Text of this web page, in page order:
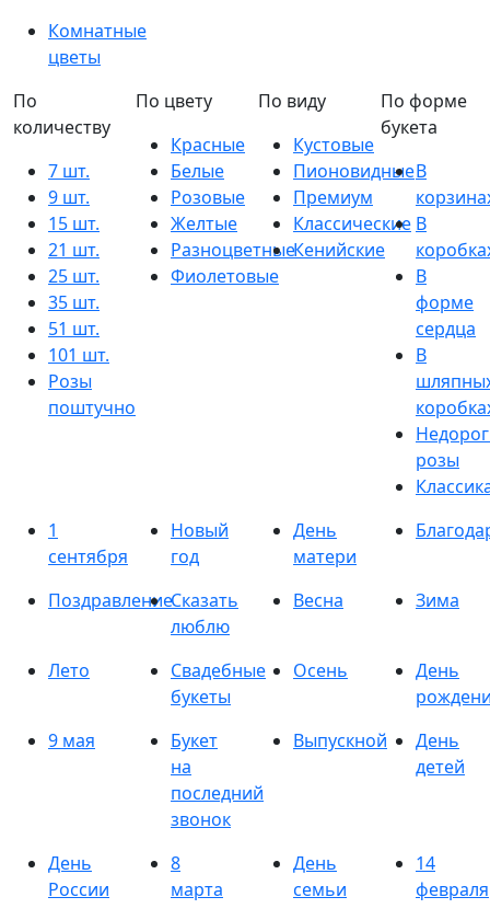
Комнатные
цветы
По
количеству
7 шт.
9 шт.
15 шт.
21 шт.
25 шт.
35 шт.
51 шт.
101 шт.
Розы
поштучно
По цвету
Красные
Белые
Розовые
Желтые
Разноцветные
Фиолетовые
По виду
Кустовые
Пионовидные
Премиум
Классические
Кенийские
По форме
букета
В
В
В
форме
сердца
В
розы
1
сентября
Новый
год
День
матери
ПоздравлениеСказать
люблю
Весна Зима
Лето
Свадебные
букеты
Осень
День
9 мая
Букет
на
последний
звонок
Выпускной
День
детей
День
России
8
марта
День
семьи
14
февраля